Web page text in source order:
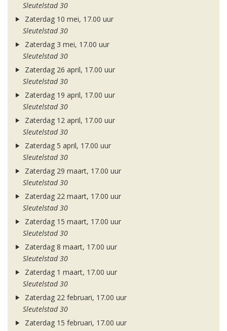
Sleutelstad 30
Zaterdag 10 mei, 17.00 uur
Sleutelstad 30
Zaterdag 3 mei, 17.00 uur
Sleutelstad 30
Zaterdag 26 april, 17.00 uur
Sleutelstad 30
Zaterdag 19 april, 17.00 uur
Sleutelstad 30
Zaterdag 12 april, 17.00 uur
Sleutelstad 30
Zaterdag 5 april, 17.00 uur
Sleutelstad 30
Zaterdag 29 maart, 17.00 uur
Sleutelstad 30
Zaterdag 22 maart, 17.00 uur
Sleutelstad 30
Zaterdag 15 maart, 17.00 uur
Sleutelstad 30
Zaterdag 8 maart, 17.00 uur
Sleutelstad 30
Zaterdag 1 maart, 17.00 uur
Sleutelstad 30
Zaterdag 22 februari, 17.00 uur
Sleutelstad 30
Zaterdag 15 februari, 17.00 uur